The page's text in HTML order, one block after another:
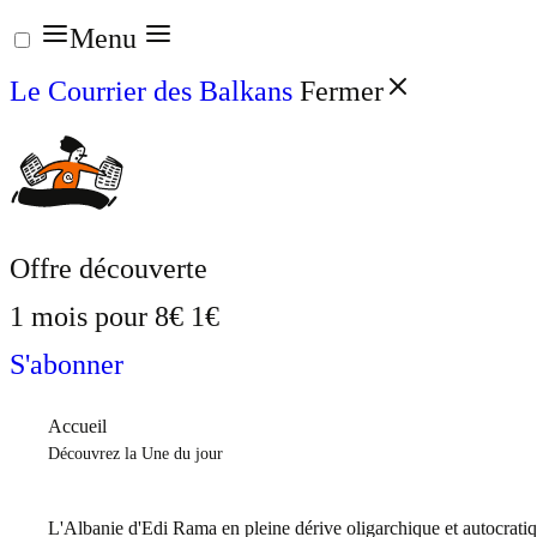
Aller
au
contenu
Menu
Le Courrier des Balkans Fermer
Offre découverte
1 mois pour 8€ 1€
S'abonner
Accueil
Découvrez la Une du jour
L'Albanie d'Edi Rama en pleine dérive oligarchique et